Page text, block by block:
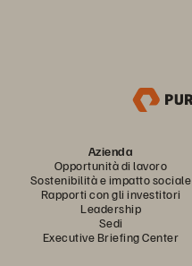
Azienda
Opportunità di lavoro
Sostenibilità e impatto sociale
Rapporti con gli investitori
Leadership
Sedi
Executive Briefing Center